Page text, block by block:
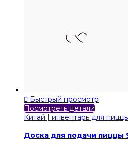
 Быстрый просмотр
Посмотреть детали
Китай | инвентарь для
Доска для подачи пиццы